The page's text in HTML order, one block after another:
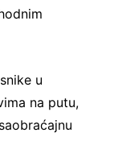
u
na putu,